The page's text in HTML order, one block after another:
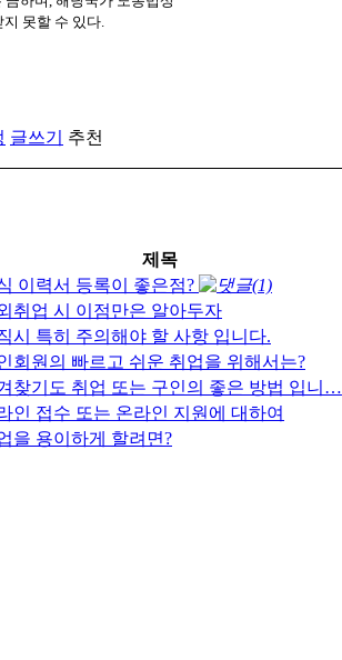
못할 수 있다.
글쓰기 추천
제목
이력서 등록이 좋은점? (1)
취업 시 이점만은 알아두자
시 특히 주의해야 할 사항 입니다.
회원의 빠르고 쉬운 취업을 위해서는?
찾기도 취업 또는 구인의 좋은 방법 입니…
인 접수 또는 온라인 지원에 대하여
을 용이하게 할려면?